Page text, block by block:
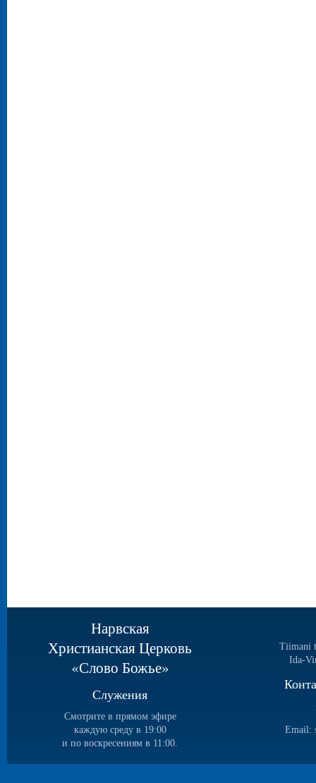
Нарвская
Христианская Церковь
«Слово Божье»
Служения
Смотрите в прямом эфире
каждую среду в 19:00
и по воскресениям в 11:00.
Tiimani
Ida-
Email: